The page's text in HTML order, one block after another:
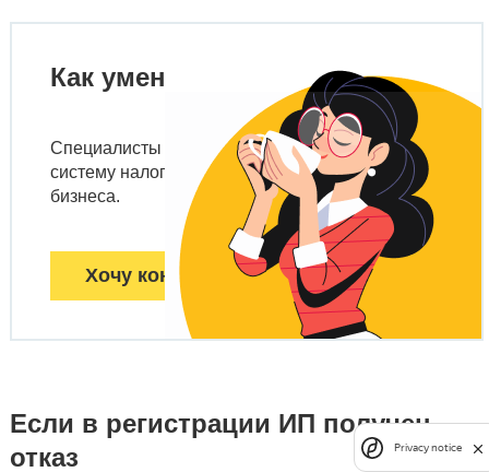
Как уменьшить налоги?
Специалисты «1С» помогут выбрать оптимальную
систему налогообложения на старте вашего
бизнеса.
Хочу консультацию
Если в регистрации ИП получен
отказ
Privacy notice